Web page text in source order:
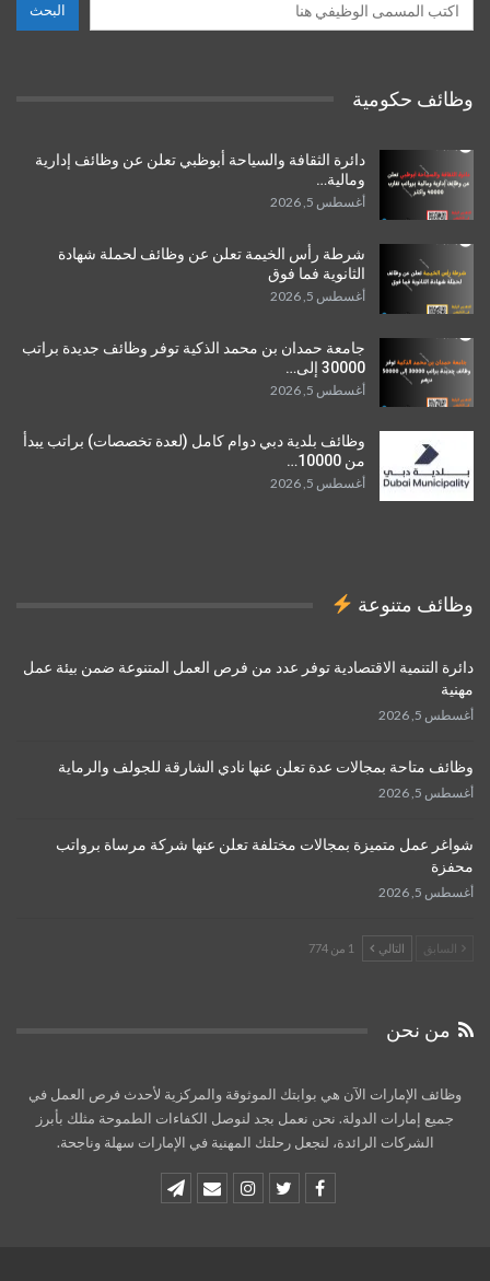
البحث
وظائف حكومية
دائرة الثقافة والسياحة أبوظبي تعلن عن وظائف إدارية
ومالية…
أغسطس 5, 2026
شرطة رأس الخيمة تعلن عن وظائف لحملة شهادة
الثانوية فما فوق
أغسطس 5, 2026
جامعة حمدان بن محمد الذكية توفر وظائف جديدة براتب
30000 إلى…
أغسطس 5, 2026
وظائف بلدية دبي دوام كامل (لعدة تخصصات) براتب يبدأ
من 10000…
أغسطس 5, 2026
وظائف متنوعة
دائرة التنمية الاقتصادية توفر عدد من فرص العمل المتنوعة ضمن بيئة عمل
مهنية
أغسطس 5, 2026
وظائف متاحة بمجالات عدة تعلن عنها نادي الشارقة للجولف والرماية
أغسطس 5, 2026
شواغر عمل متميزة بمجالات مختلفة تعلن عنها شركة مرساة برواتب
محفزة
أغسطس 5, 2026
السابق التالي 1 من 774
من نحن
وظائف الإمارات الآن هي بوابتك الموثوقة والمركزية لأحدث فرص العمل في
جميع إمارات الدولة. نحن نعمل بجد لنوصل الكفاءات الطموحة مثلك بأبرز
الشركات الرائدة، لنجعل رحلتك المهنية في الإمارات سهلة وناجحة.